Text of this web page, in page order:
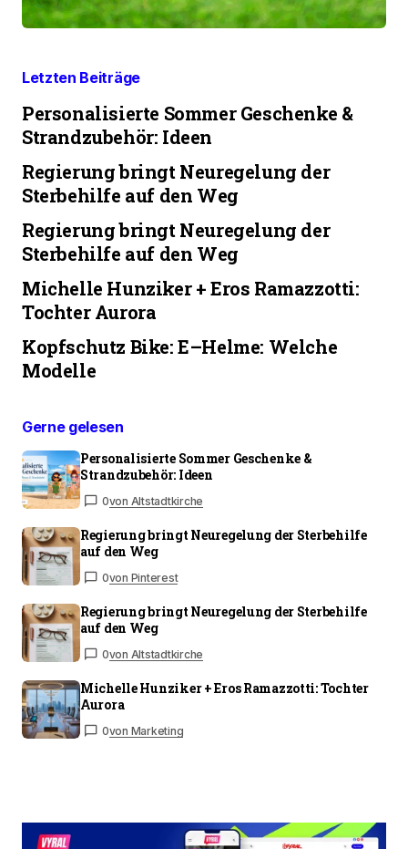
Letzten Beiträge
Personalisierte Sommer Geschenke &
Strandzubehör: Ideen
Regierung bringt Neuregelung der
Sterbehilfe auf den Weg
Regierung bringt Neuregelung der
Sterbehilfe auf den Weg
Michelle Hunziker + Eros Ramazzotti:
Tochter Aurora
Kopfschutz Bike: E–Helme: Welche
Modelle
Gerne gelesen
Personalisierte Sommer Geschenke &
Strandzubehör: Ideen
0von Altstadtkirche
Regierung bringt Neuregelung der Sterbehilfe
auf den Weg
0von Pinterest
Regierung bringt Neuregelung der Sterbehilfe
auf den Weg
0von Altstadtkirche
Michelle Hunziker + Eros Ramazzotti: Tochter
Aurora
0von Marketing